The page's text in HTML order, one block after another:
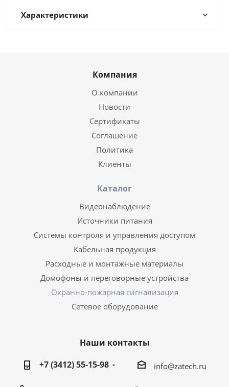
Характеристики
Компания
О компании
Новости
Сертификаты
Соглашение
Политика
Клиенты
Каталог
Видеонаблюдение
Источники питания
Системы контроля и управления доступом
Кабельная продукция
Расходные и монтажные материалы
Домофоны и переговорные устройства
Охранно-пожарная сигнализация
Сетевое оборудование
Наши контакты
+7 (3412) 55-15-98
info@zatech.ru